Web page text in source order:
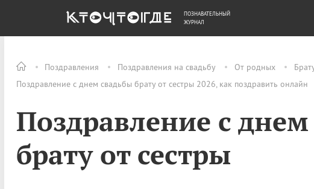
Поздравления Поздравления на свадьбу От родных
Поздравление с днем свадьбы брату от сестры 2026, как поздравить онлайн
Поздравление с
брату от сестры
ОБЩЕСТВО ДЕНЬГИ
ПОЗНАВАТЕЛЬНЫЙ
ЖУРНАЛ